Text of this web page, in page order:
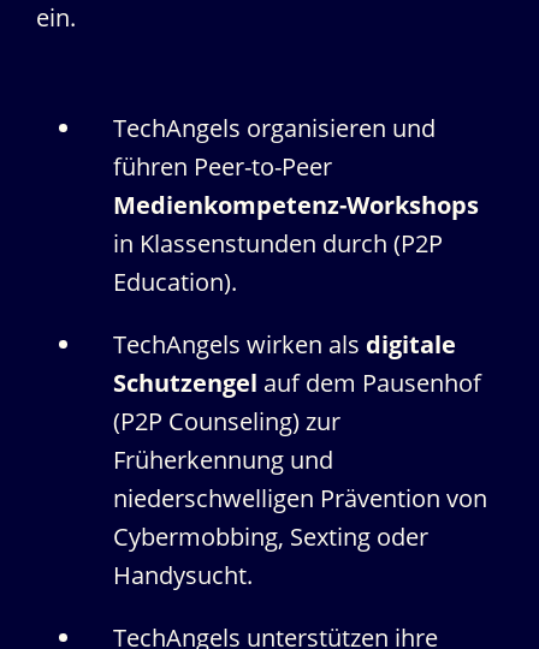
ein.
TechAngels organisieren und
führen Peer-to-Peer
Medienkompetenz-Workshops
in Klassenstunden durch (P2P
Education).
TechAngels wirken als digitale
Schutzengel auf dem Pausenhof
(P2P Counseling) zur
Früherkennung und
niederschwelligen Prävention von
Cybermobbing, Sexting oder
Handysucht.
TechAngels unterstützen ihre